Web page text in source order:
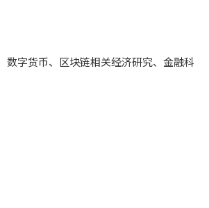
数字货币、区块链相关经济研究、金融科